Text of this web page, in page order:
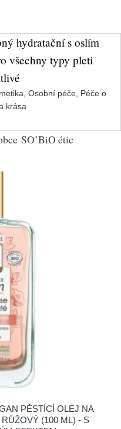
hydratační s oslím
všechny typy pleti
Osobní péče, Péče o
krása
SO’BiO étic
PĚSTÍCÍ OLEJ NA
(100 ML) - S